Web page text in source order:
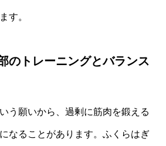
す。
のトレーニングとバランス
う願いから、過剰に筋肉を鍛える
なることがあります。ふくらはぎ